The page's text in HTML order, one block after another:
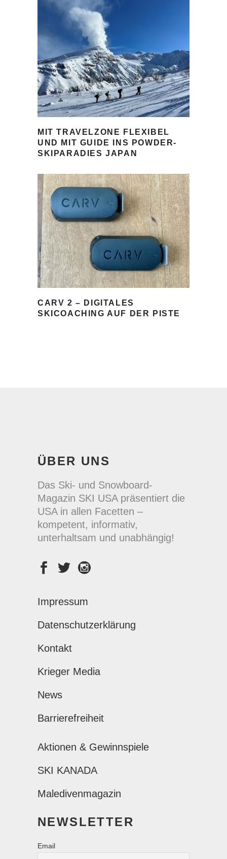
MIT TRAVELZONE FLEXIBEL
UND MIT GUIDE INS POWDER-
SKIPARADIES JAPAN
CARV 2 – DIGITALES
SKICOACHING AUF DER PISTE
ÜBER UNS
Das Ski- und Snowboard-
Magazin SKI USA präsentiert die
USA in allen Facetten –
kompetent, informativ,
unterhaltsam und unabhängig!
Impressum
Datenschutzerklärung
Kontakt
Krieger Media
News
Barrierefreiheit
Aktionen & Gewinnspiele
SKI KANADA
Maledivenmagazin
NEWSLETTER
Email